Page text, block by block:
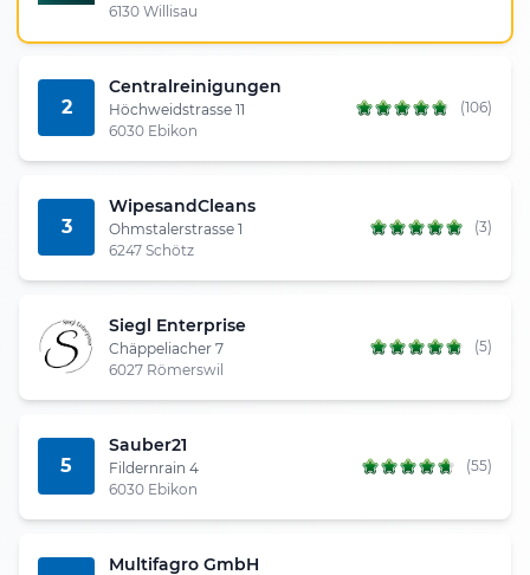
6130 Willisau
2
Centralreinigungen
Höchweidstrasse 11
6030 Ebikon
(106)
3
WipesandCleans
Ohmstalerstrasse 1
6247 Schötz
(3)
Siegl Enterprise
Chäppeliacher 7
6027 Römerswil
(5)
5
Sauber21
Fildernrain 4
6030 Ebikon
(55)
Multifagro GmbH